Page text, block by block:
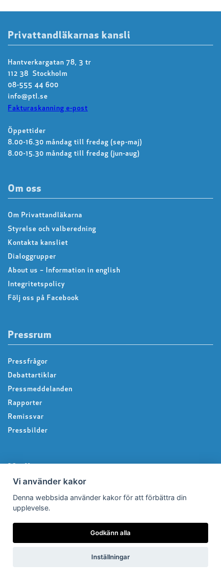
Privattandläkarnas kansli
Hantverkargatan 78, 3 tr
112 38 Stockholm
08-555 44 600
info@ptl.se
Fakturaskanning e-post
Öppettider
8.00-16.30 måndag till fredag (sep-maj)
8.00-15.30 måndag till fredag (jun-aug)
Om oss
Om Privattandläkarna
Styrelse och valberedning
Kontakta kansliet
Dialoggrupper
About us – Information in english
Integritetspolicy
Följ oss på Facebook
Pressrum
Pressfrågor
Debattartiklar
Pressmeddelanden
Rapporter
Remissvar
Pressbilder
Det här får du som medlem
Försäkringar
Rabattavtal
Vi använder kakor
Denna webbsida använder kakor för att förbättra din
upplevelse.
Godkänn alla
Inställningar